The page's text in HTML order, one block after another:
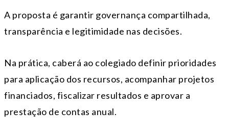
A proposta é garantir governança compartilhada,
transparência e legitimidade nas decisões.
Na prática, caberá ao colegiado definir prioridades
para aplicação dos recursos, acompanhar projetos
financiados, fiscalizar resultados e aprovar a
prestação de contas anual.